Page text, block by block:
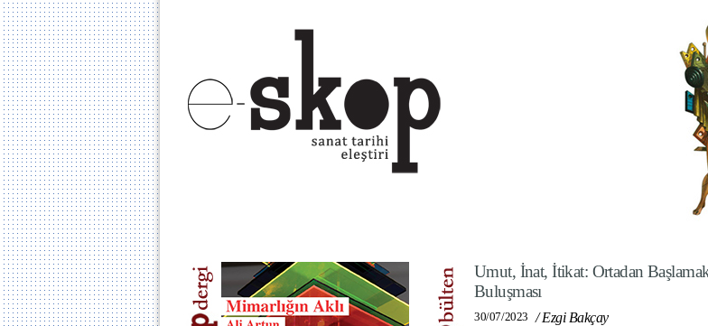
Umut, İnat, İtikat: Ortadan
Buluşması
30/07/2023 /Ezgi Bakçay